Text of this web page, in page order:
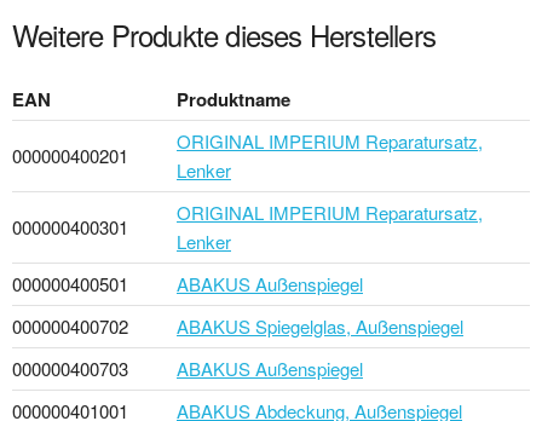
Weitere Produkte dieses Herstellers
EAN Produktname
000000400201
ORIGINAL IMPERIUM Reparatursatz,
Lenker
000000400301
ORIGINAL IMPERIUM Reparatursatz,
Lenker
000000400501
ABAKUS Außenspiegel
000000400702
ABAKUS Spiegelglas, Außenspiegel
000000400703
ABAKUS Außenspiegel
000000401001
ABAKUS Abdeckung, Außenspiegel